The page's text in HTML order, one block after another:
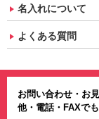
名入れについて
よくある質問
お問い合わせ・お
他・電話・FAXで